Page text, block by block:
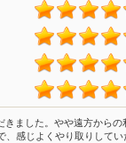
きました。やや遠方から
、感じよくやり取りして